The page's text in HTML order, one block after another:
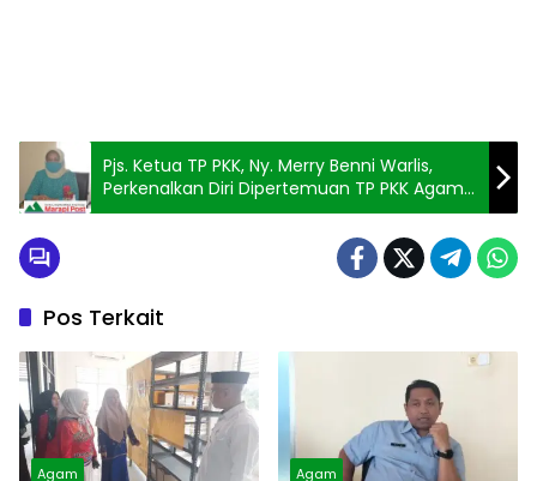
Pjs. Ketua TP PKK, Ny. Merry Benni Warlis,
Perkenalkan Diri Dipertemuan TP PKK Agam,
Dan Puji Hebatnya PKK
Pos Terkait
Agam Agam